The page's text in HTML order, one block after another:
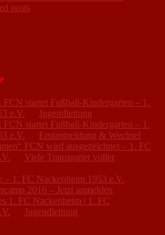
posts
FCN startet Fußball-Kindergarten – 1.
e.V.
Jugendleitung
FCN startet Fußball-Kindergarten – 1.
e.V.
Erstanmeldung & Wechsel
FCN wird ausgezeichnet – 1. FC
Viele Transporter voller
– 1. FC Nackenheim 1953 e.V.
2016 – Jetzt anmelden
1. FC Nackenheim | 1. FC
Jugendleitung